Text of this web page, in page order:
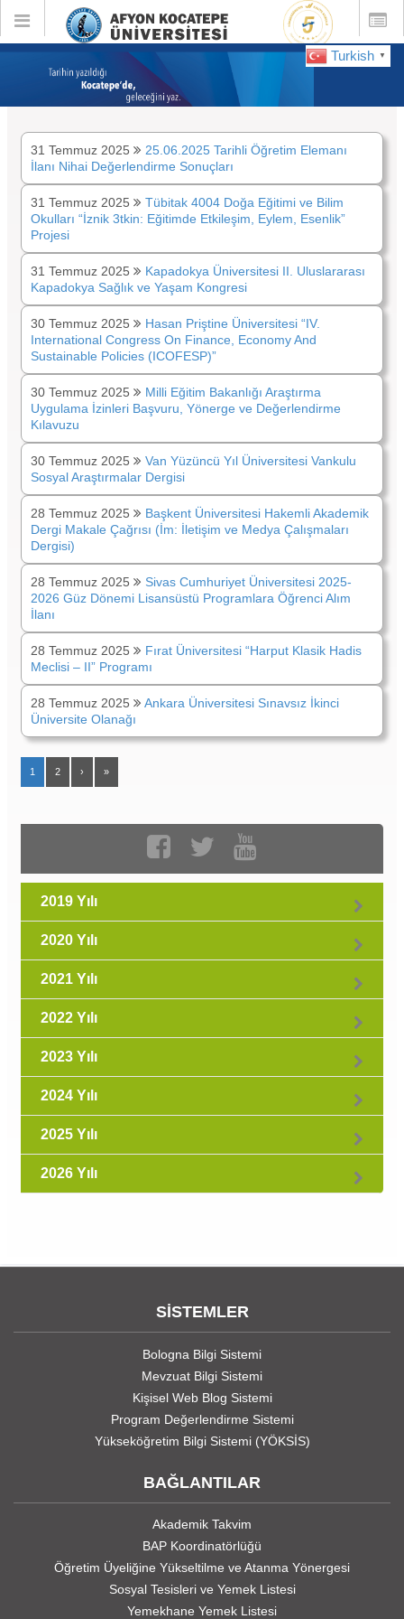
Toggle
global
Toggle
Turkish ▼
Temmuz 2025
31 Temmuz 2025
25.06.2025 Tarihli Öğretim Elemanı
İlanı Nihai Değerlendirme Sonuçları
31 Temmuz 2025
Tübitak 4004 Doğa Eğitimi ve Bilim
Okulları “İznik 3tkin: Eğitimde Etkileşim, Eylem, Esenlik”
Projesi
31 Temmuz 2025
Kapadokya Üniversitesi II. Uluslararası
Kapadokya Sağlık ve Yaşam Kongresi
30 Temmuz 2025
Hasan Priştine Üniversitesi “IV.
International Congress On Finance, Economy And
Sustainable Policies (ICOFESP)”
30 Temmuz 2025
Milli Eğitim Bakanlığı Araştırma
Uygulama İzinleri Başvuru, Yönerge ve Değerlendirme
Kılavuzu
30 Temmuz 2025
Van Yüzüncü Yıl Üniversitesi Vankulu
Sosyal Araştırmalar Dergisi
28 Temmuz 2025
Başkent Üniversitesi Hakemli Akademik
Dergi Makale Çağrısı (İm: İletişim ve Medya Çalışmaları
Dergisi)
28 Temmuz 2025
Sivas Cumhuriyet Üniversitesi 2025-
2026 Güz Dönemi Lisansüstü Programlara Öğrenci Alım
İlanı
28 Temmuz 2025
Fırat Üniversitesi “Harput Klasik Hadis
Meclisi – II” Programı
28 Temmuz 2025
Ankara Üniversitesi Sınavsız İkinci
Üniversite Olanağı
1 2 › »
2019 Yılı
2020 Yılı
2021 Yılı
2022 Yılı
2023 Yılı
2024 Yılı
2025 Yılı
2026 Yılı
SİSTEMLER
Bologna Bilgi Sistemi
Mevzuat Bilgi Sistemi
Kişisel Web Blog Sistemi
Program Değerlendirme Sistemi
Yükseköğretim Bilgi Sistemi (YÖKSİS)
BAĞLANTILAR
Akademik Takvim
BAP Koordinatörlüğü
Öğretim Üyeliğine Yükseltilme ve Atanma Yönergesi
Sosyal Tesisleri ve Yemek Listesi
Yemekhane Yemek Listesi